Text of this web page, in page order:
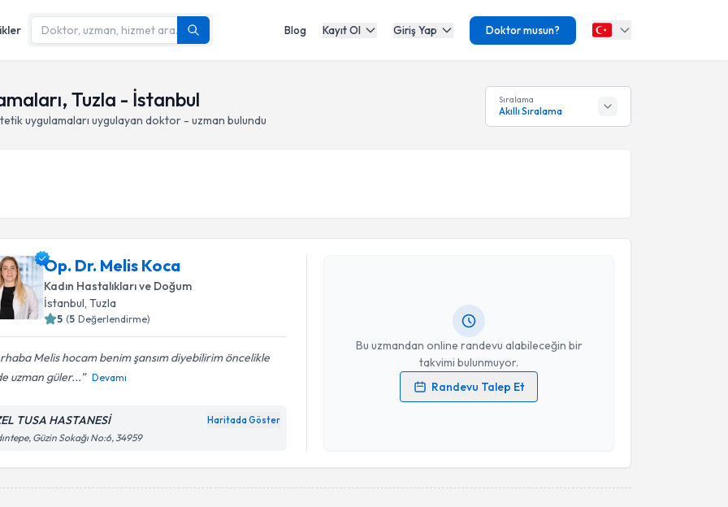
Blog Kayıt Ol Giriş Yap Doktor musun?
Tuzla - İstanbul
uygulamaları uygulayan doktor - uzman bulundu
Sıralama
Akıllı Sıralama
Op. Dr. Melis Koca
Kadın Hastalıkları ve Doğum
İstanbul, Tuzla
5 (5 Değerlendirme)
Melis hocam benim şansım diyebilirim öncelikle
uzman güler...
Devamı
TUSA HASTANESİ Haritada Göster
Güzin Sokağı No:6, 34959
Bu uzmandan online randevu alabileceğin bir
takvimi bulunmuyor.
Randevu Talep Et
Op. Dr. Melis Koca
Kişisel verilerimin işlenmesine ilişkinAydınlatma Metni
Takvim Talebini Gönder